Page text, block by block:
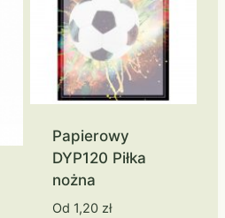
Papierowy
DYP120 Piłka
nożna
Od 1,20 zł